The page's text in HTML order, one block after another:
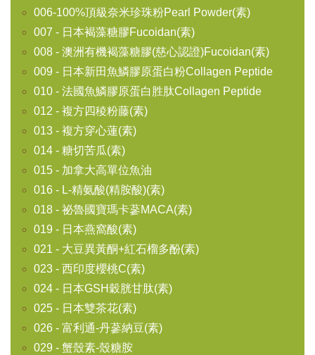
006-100%頂級奈米珍珠粉Pearl Powder(素)
007 - 日本褐藻糖膠Fucoidan(素)
008 - 澳洲有機褐藻糖膠(慈心認證)Fucoidan(素)
009 - 日本新田魚鱗膠原蛋白粉Collagen Peptide
010 - 法國魚鱗膠原蛋白胜肽Collagen Peptide
012 - 複方四稜粉藤(素)
013 - 複方穿心蓮(素)
014 - 糖切苦瓜(素)
015 - 加拿大高單位魚油
016 - L-精氨酸(精胺酸)(素)
018 - 祕魯國寶瑪卡蔘MACA(素)
019 - 日本燕窩酸(素)
021 - 大豆異黃酮+紅石榴多酚(素)
023 - 西印度櫻桃C(素)
024 - 日本GSH穀胱甘肽(素)
025 - 日本雙茶花(素)
026 - 富利通-丹蔘納豆(素)
029 - 蟹殼素-殼糖胺